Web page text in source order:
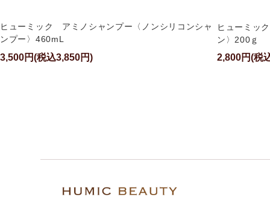
ヒューミック アミノシャンプー〈ノンシリコンシャ
ンプー〉460mL
3,500円(税込3,850円)
ヒューミッ
ン〉200ｇ
2,800円(税